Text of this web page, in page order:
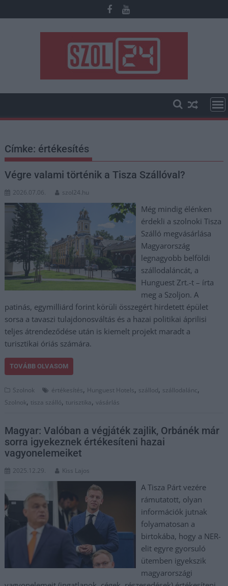
to
Címke: értékesítés
Végre valami történik a Tisza Szállóval?
2026.07.06. szol24.hu
Még mindig élénken
érdekli a szolnoki Tisza
Szálló megvásárlása
Magyarország
legnagyobb belföldi
szállodaláncát, a
Hunguest Zrt.-t – írta
meg a Szoljon. A
patinás, egymilliárd forint körüli összegért hirdetett épület
sorsa a tavaszi tulajdonosváltás és a hazai politikai áprilisi
teljes átrendeződése után is kiemelt projekt maradt a
turisztikai óriás számára.
TOVÁBB OLVASOM
Szolnok értékesítés, Hunguest Hotels, szállod, szállodalánc,
Szolnok, tisza szálló, turisztika,vásárlás
Magyar: Valóban a végjáték zajlik, Orbánék már
sorra igyekeznek értékesíteni hazai
vagyonelemeiket
2025.12.29. Kiss Lajos
A Tisza Párt vezére
rámutatott, olyan
információk jutnak
folyamatosan a
birtokába, hogy a NER-
elit egyre gyorsuló
ütemben igyekszik
magyarországi